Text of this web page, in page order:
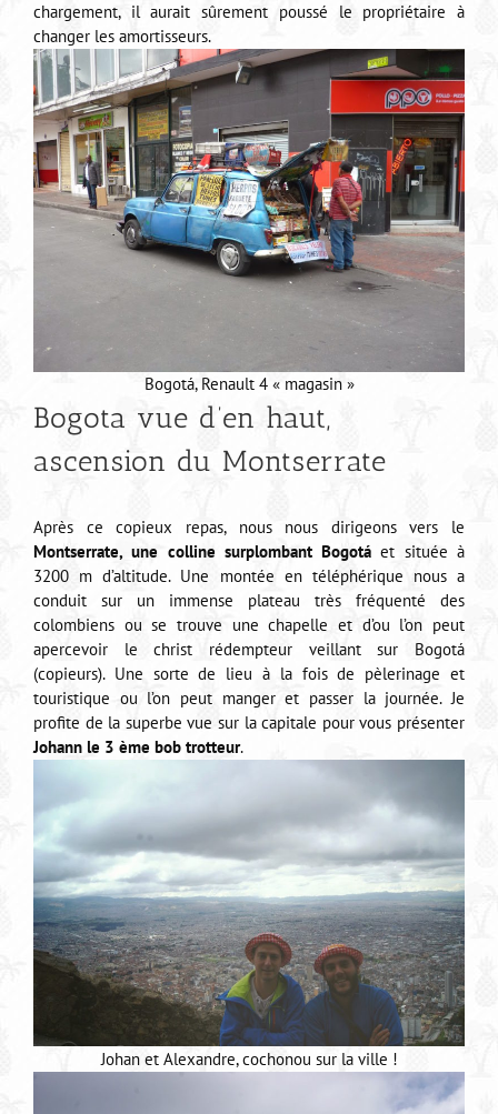
chargement, il aurait sûrement poussé le propriétaire à
changer les amortisseurs.
Bogotá, Renault 4 « magasin »
Bogota vue d’en haut,
ascension du Montserrate
Après ce copieux repas, nous nous dirigeons vers le
Montserrate, une colline surplombant Bogotá et située à
3200 m d’altitude. Une montée en téléphérique nous a
conduit sur un immense plateau très fréquenté des
colombiens ou se trouve une chapelle et d’ou l’on peut
apercevoir le christ rédempteur veillant sur Bogotá
(copieurs). Une sorte de lieu à la fois de pèlerinage et
touristique ou l’on peut manger et passer la journée. Je
profite de la superbe vue sur la capitale pour vous présenter
Johann le 3 ème bob trotteur.
Johan et Alexandre, cochonou sur la ville !